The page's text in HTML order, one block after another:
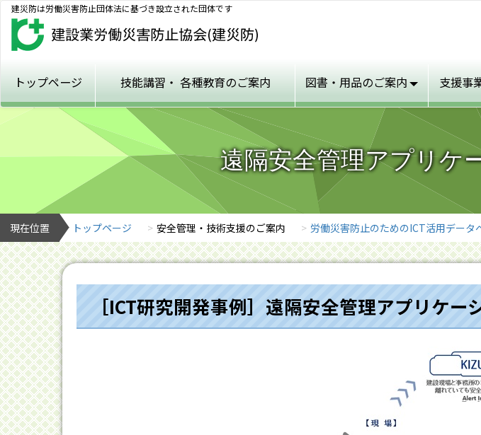
建災防は労働災害防止団体法に基づき設立された団体です
トップページ 技能講習・ 各種教育のご案内 図書・用品のご案内 支援事
遠隔安全管理アプリケ
現在位置 トップページ 安全管理・技術支援のご案内 労働災害防止のためのICT活用データ
［ICT研究開発事例］遠隔安全管理アプリケー